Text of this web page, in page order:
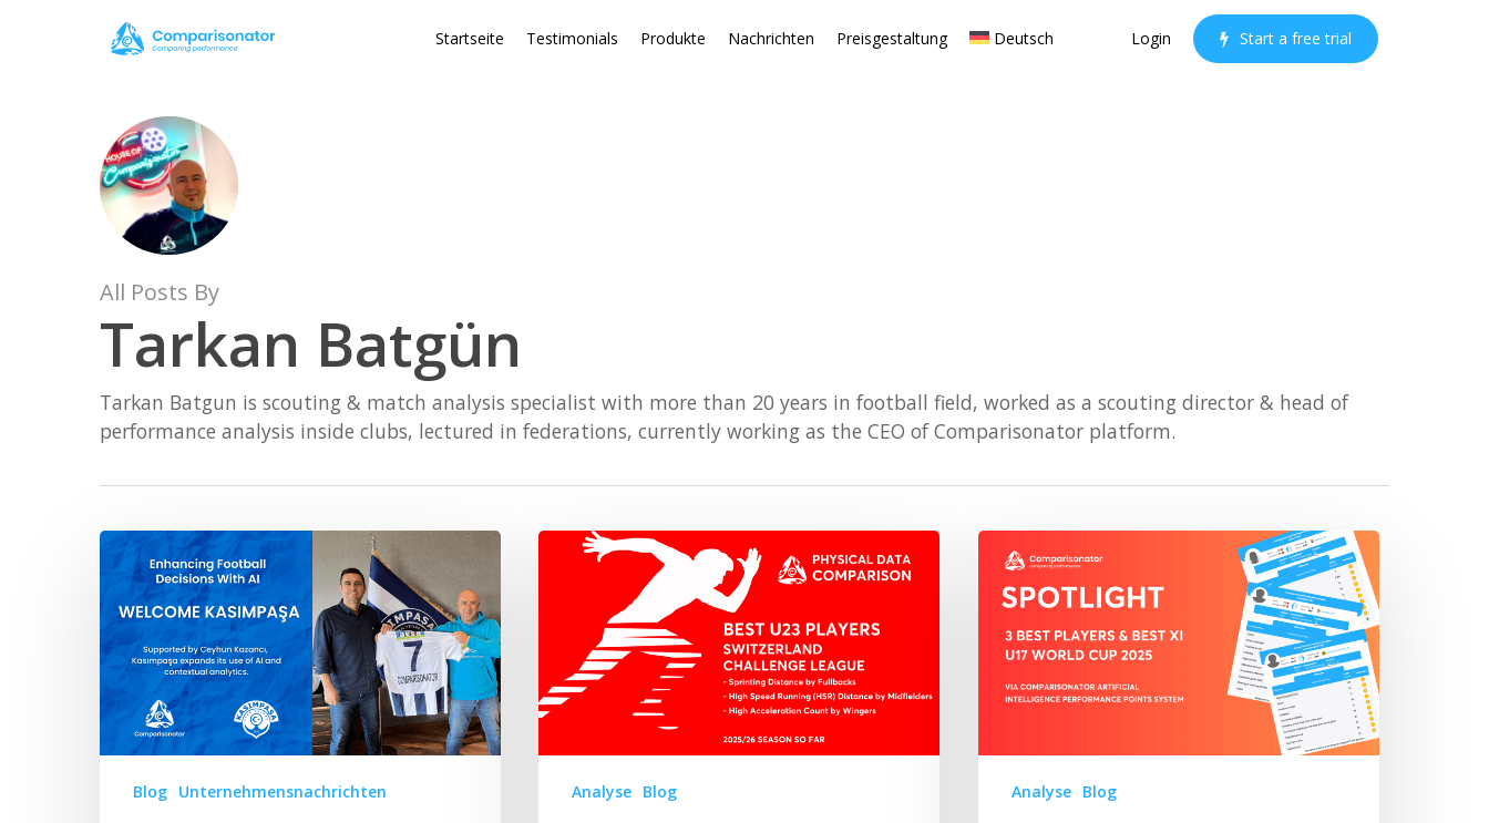
Startseite Testimonials Produkte Nachrichten Preisgestaltung Deutsch Login Start a free trial
All Posts By
Tarkan Batgün
Tarkan Batgun is scouting & match analysis specialist with more than 20 years in football field, worked as a scouting director & head of
performance analysis inside clubs, lectured in federations, currently working as the CEO of Comparisonator platform.
Verbesserte
Fußballentscheidungen
KI
–
Willkommen
Kasımpaşa
Blog Unternehmensnachrichten
der
Schweiz
Analyse Blog
Beste
Spieler
Beste
2025Analyse Blog